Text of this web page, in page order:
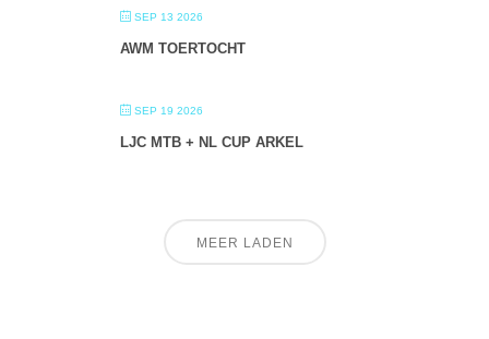
SEP 13 2026
AWM TOERTOCHT
SEP 19 2026
LJC MTB + NL CUP ARKEL
MEER LADEN